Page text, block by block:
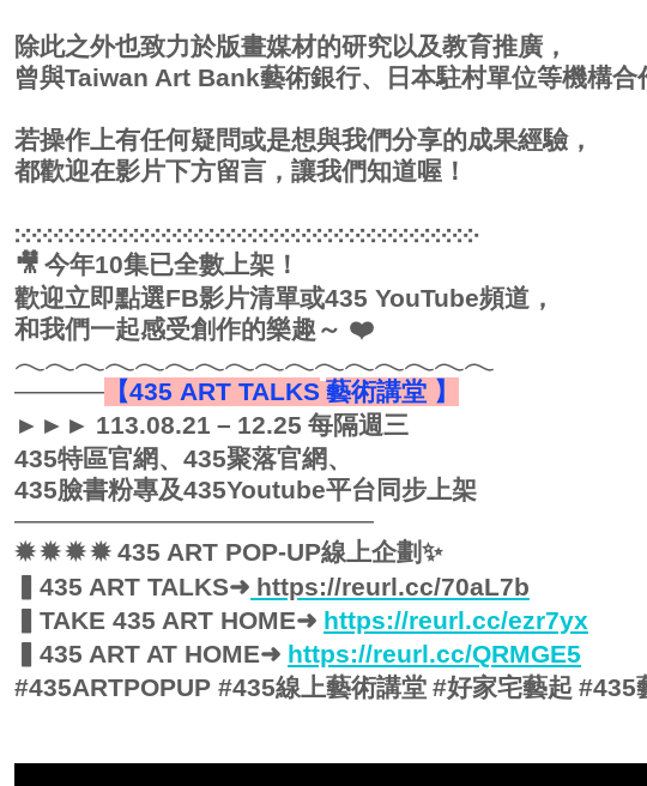
除此之外也致力於版畫媒材的研究以及教育推廣，
曾與Taiwan Art Bank藝術銀行、日本駐村單位等機構合
若操作上有任何疑問或是想與我們分享的成果經驗，
都歡迎在影片下方留言，讓我們知道喔！
჻჻჻჻჻჻჻჻჻჻჻჻჻჻჻჻჻჻჻჻჻჻჻჻჻჻჻჻჻჻჻჻჻჻჻჻჻჻჻჻჻჻჻
🎥 今年10集已全數上架！
歡迎立即點選FB影片清單或435 YouTube頻道，
和我們一起感受創作的樂趣～ ❤
𓂃𓂃𓂃𓂃𓂃𓂃𓂃𓂃𓂃𓂃𓂃𓂃𓂃𓂃𓂃𓂃
───── 【435 ART TALKS 藝術講堂 】
►►► 113.08.21 – 12.25 每隔週三
435特區官網、 435聚落官網、
435臉書粉專及435Youtube平台同步上架
────────────────────
✹✹✹✹ 435 ART POP-UP線上企劃✨
435 ART TALKS➜ https://reurl.cc/70aL7b
TAKE 435 ART HOME➜ https://reurl.cc/ezr7yx
435 ART AT HOME➜ https://reurl.cc/QRMGE5
#435ARTPOPUP #435線上藝術講堂 #好家宅藝起 #435